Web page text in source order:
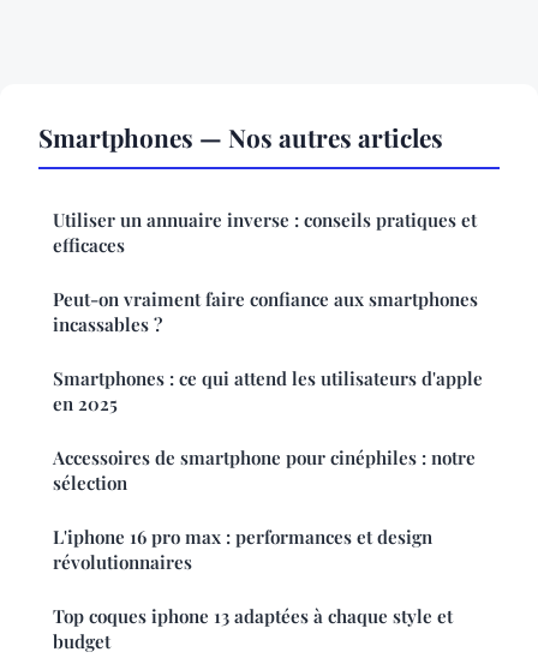
Smartphones — Nos autres articles
Utiliser un annuaire inverse : conseils pratiques et
efficaces
Peut-on vraiment faire confiance aux smartphones
incassables ?
Smartphones : ce qui attend les utilisateurs d'apple
en 2025
Accessoires de smartphone pour cinéphiles : notre
sélection
L'iphone 16 pro max : performances et design
révolutionnaires
Top coques iphone 13 adaptées à chaque style et
budget